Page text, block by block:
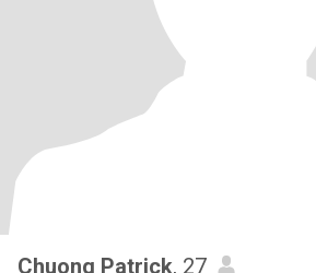
Chuong Patrick, 27